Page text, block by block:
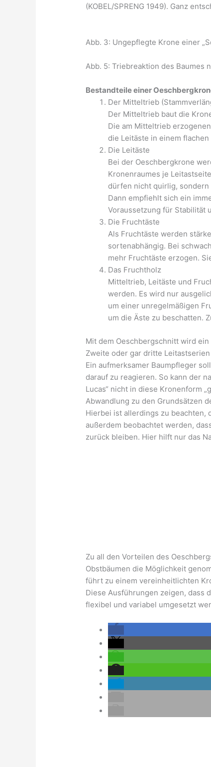
(KOBEL/SPRENG 1949). Ganz
Abb. 3: Ungepflegte Krone einer
Abb. 5: Triebreaktion des Baumes
Bestandteile einer
Der Mitteltrieb
Der Mitteltrieb baut die
Die am Mitteltrieb
die Leitäste in einem
Die Leitäste
Bei der Oeschbergkrone
Kronenraumes je
dürfen nicht quirlig,
Dann empfiehlt sich ein
Voraussetzung für Stabilität
Die Fruchtäste
Als Fruchtäste werden
sortenabhängig. Bei
mehr Fruchtäste erzogen.
Das Fruchtholz
Mitteltrieb, Leitäste und
werden. Es wird nur
um einer unregelmäßigen
um die Äste zu beschatten.
Mit dem Oeschbergschnitt wird
Zweite oder gar dritte
Ein aufmerksamer Baumpfleger
darauf zu reagieren. So kann der
Lucas“ nicht in diese Kronenform
Abwandlung zu den Grundsätzen
Hierbei ist allerdings zu beachten,
außerdem beobachtet werden,
zurück bleiben. Hier hilft nur das
Zu all den Vorteilen des
Obstbäumen die Möglichkeit
führt zu einem vereinheitlichten
Diese Ausführungen zeigen, dass
flexibel und variabel umgesetzt